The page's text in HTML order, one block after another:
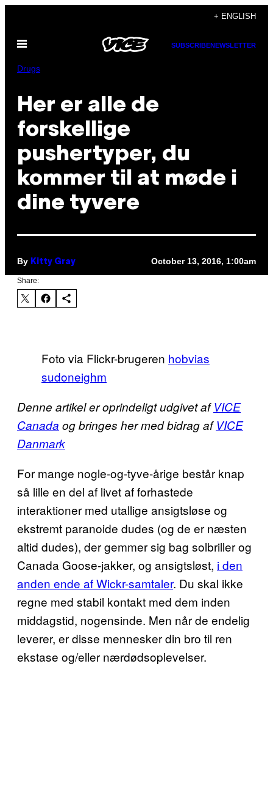
content
+ ENGLISH
Open
SUBSCRIBENEWSLETTER
Drugs
​Her er alle de
forskellige
pushertyper, du
kommer til at møde i
dine tyvere
By Kitty Gray October 13, 2016, 1:00am
Share:
Foto via Flickr-brugeren hobvias
sudoneighm
Denne artikel er oprindeligt udgivet afVICE
Canada og bringes her med bidrag afVICE
Danmark
For mange nogle-og-tyve-årige består knap
så lille en del af livet af forhastede
interaktioner med utallige ansigtsløse og
ekstremt paranoide dudes (og de er næsten
altid dudes), der gemmer sig bag solbriller og
Canada Goose-jakker, og ansigtsløst, i den
anden ende af Wickr-samtaler. Du skal ikke
regne med stabil kontakt med dem inden
middagstid, nogensinde. Men når de endelig
leverer, er disse mennesker din bro til ren
ekstase og/eller nærdødsoplevelser.